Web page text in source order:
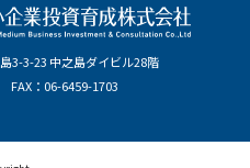
3-3-23 中之島ダイビル28階
FAX：06-6459-1703